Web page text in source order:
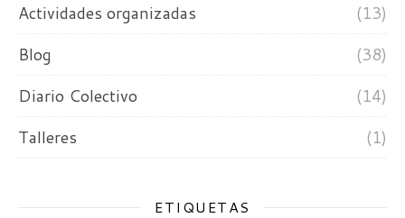
Actividades organizadas
(13)
Blog
(38)
Diario Colectivo
(14)
Talleres
(1)
ETIQUETAS